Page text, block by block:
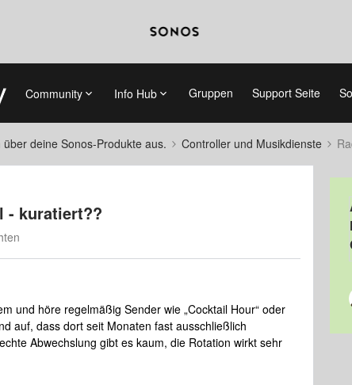
Community Info Hub Gruppen Support Seite
deine Sonos-Produkte aus. Controller und Musikdienste
- kuratiert??
und höre regelmäßig Sender wie „Cocktail Hour“ oder
auf, dass dort seit Monaten fast ausschließlich
Abwechslung gibt es kaum, die Rotation wirkt sehr